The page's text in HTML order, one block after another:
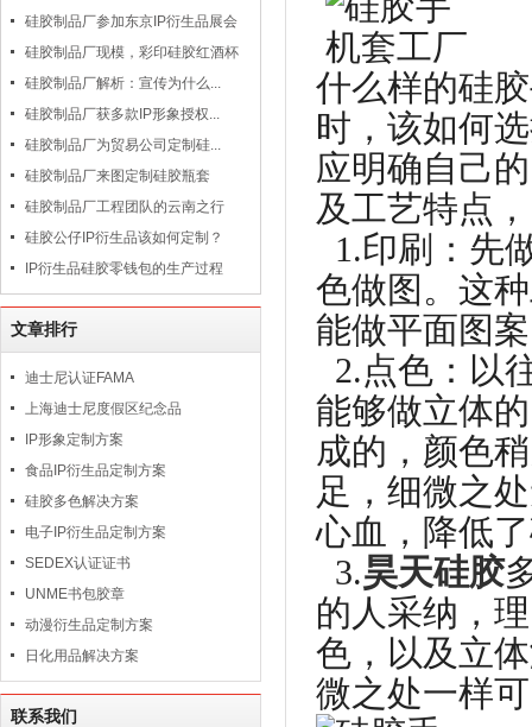
硅胶制品厂参加东京IP衍生品展会
硅胶制品厂现模，彩印硅胶红酒杯
硅胶制品厂解析：宣传为什么...
硅胶制品厂获多款IP形象授权...
硅胶制品厂为贸易公司定制硅...
硅胶制品厂来图定制硅胶瓶套
硅胶制品厂工程团队的云南之行
硅胶公仔IP衍生品该如何定制？
IP衍生品硅胶零钱包的生产过程
文章排行
迪士尼认证FAMA
上海迪士尼度假区纪念品
IP形象定制方案
食品IP衍生品定制方案
硅胶多色解决方案
电子IP衍生品定制方案
SEDEX认证证书
UNME书包胶章
动漫衍生品定制方案
日化用品解决方案
联系我们
什么样的硅
时，该如何
应明确自己
及工艺特点
1.印刷：先
色做图。这
能做平面图
2.点色：以
能够做立体
成的，颜色
足，细微之
心血，降低
3.昊天硅胶
的人采纳，
色，以及立
微之处一样